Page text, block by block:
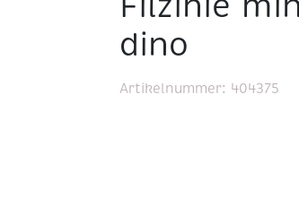
dino
Artikelnummer: 404375